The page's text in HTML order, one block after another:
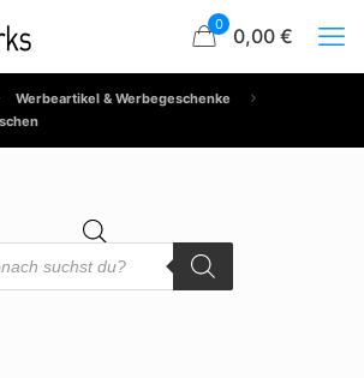
0 0,00 €
Werbeartikel & Werbegeschenke